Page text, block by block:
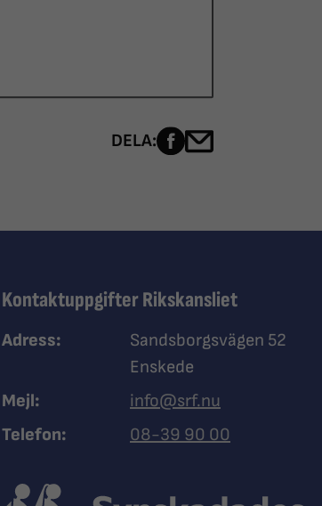
DELA: Dela sidan på
Kontaktuppgifter Rikskansliet
Adress:
Sandsborgsvägen 52
Enskede
Mejl:
info@srf.nu
Telefon:
Ring Synskadades
08-39 90 00